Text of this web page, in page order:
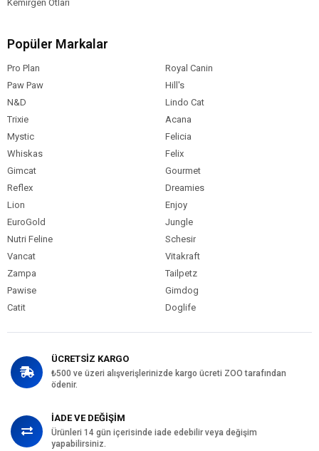
Kemirgen Otları
Popüler Markalar
Pro Plan
Royal Canin
Paw Paw
Hill's
N&D
Lindo Cat
Trixie
Acana
Mystic
Felicia
Whiskas
Felix
Gimcat
Gourmet
Reflex
Dreamies
Lion
Enjoy
EuroGold
Jungle
Nutri Feline
Schesir
Vancat
Vitakraft
Zampa
Tailpetz
Pawise
Gimdog
Catit
Doglife
ÜCRETSİZ KARGO
₺500 ve üzeri alışverişlerinizde kargo ücreti ZOO tarafından
ödenir.
İADE VE DEĞİŞİM
Ürünleri 14 gün içerisinde iade edebilir veya değişim
yapabilirsiniz.